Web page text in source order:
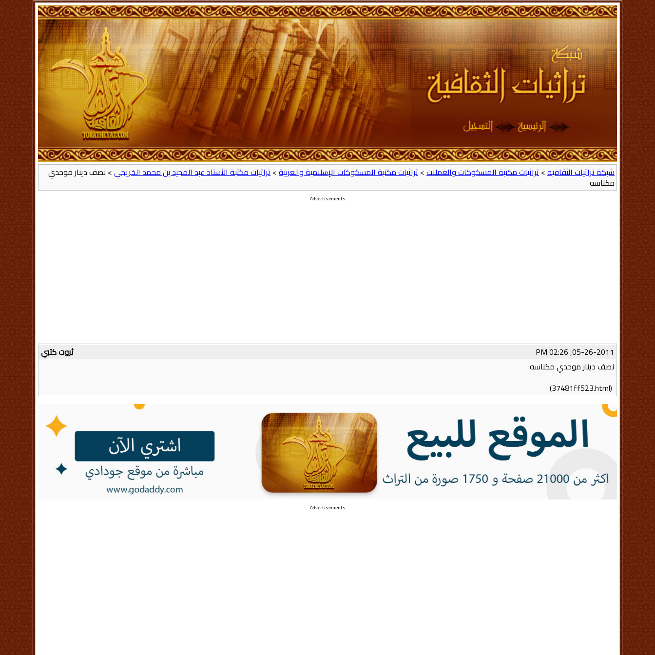
شبكة تراثيات الثقافية>تراثيات مكتبة المسكوكات والعملات>تراثيات مكتبة المسكوكات الإسلامية والعربية>تراثيات مكتبة الأستاذ عبد المجيد بن محمد الخريجي> نصف دينار موحدي
مكناسه
Advertisements
ثروت كتبي
05-26-2011, 02:26 PM
نصف دينار موحدي مكناسه
(37481ff523.html)
Advertisements